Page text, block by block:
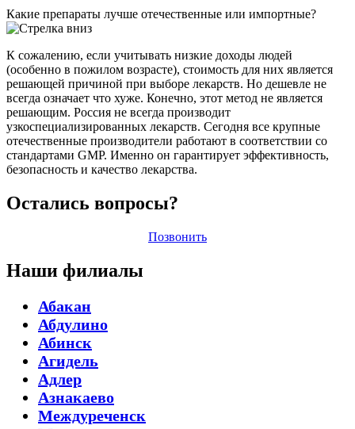
Какие препараты лучше отечественные или импортные?
К сожалению, если учитывать низкие доходы людей
(особенно в пожилом возрасте), стоимость для них является
решающей причиной при выборе лекарств. Но дешевле не
всегда означает что хуже. Конечно, этот метод не является
решающим. Россия не всегда производит
узкоспециализированных лекарств. Сегодня все крупные
отечественные производители работают в соответствии со
стандартами GMP. Именно он гарантирует эффективность,
безопасность и качество лекарства.
Остались вопросы?
Позвонить
Наши филиалы
Абакан
Абдулино
Абинск
Агидель
Адлер
Азнакаево
Междуреченск